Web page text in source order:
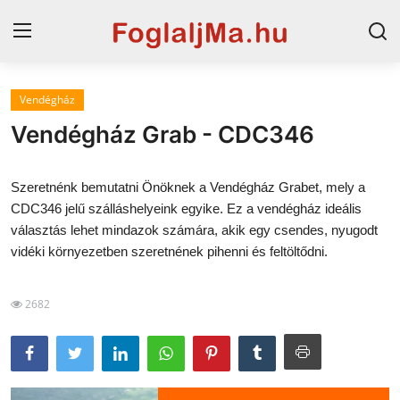
Horvát tengerpart
Magyarország
Szállások a Balatonon
Horvátország
Szállások Hajdúszoboszlón
Vendégház
Vendégház Grab - CDC346
Szeretnénk bemutatni Önöknek a Vendégház Grabet, mely a
CDC346 jelű szálláshelyeink egyike. Ez a vendégház ideális
választás lehet mindazok számára, akik egy csendes, nyugodt
vidéki környezetben szeretnének pihenni és feltöltődni.
2682